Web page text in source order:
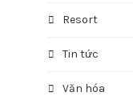
Resort
Tin tức
Văn hóa